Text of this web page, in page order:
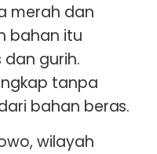
merah dan
bahan itu
gurih.
tanpa
bahan beras.
wilayah